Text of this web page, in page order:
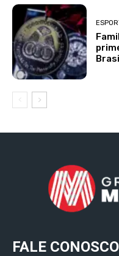
FALE CONOSCO